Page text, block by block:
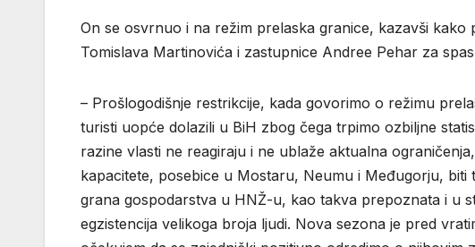
On se osvrnuo i na režim prelaska granice, kazavši
Tomislava Martinovića i zastupnice Andree Pehar za
– Prošlogodišnje restrikcije, kada govorimo o režimu
turisti uopće dolazili u BiH zbog čega trpimo ozbiljne
razine vlasti ne reagiraju i ne ublaže aktualna
kapacitete, posebice u Mostaru, Neumu i Međugorju,
grana gospodarstva u HNŽ-u, kao takva prepoznata i u
egzistencija velikoga broja ljudi. Nova sezona je pred